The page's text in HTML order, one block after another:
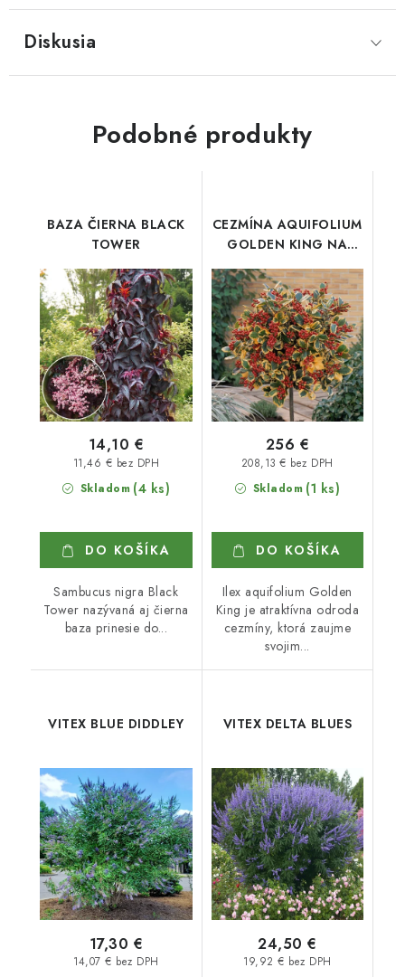
Diskusia
Podobné produkty
BAZA ČIERNA BLACK
TOWER
Skladom (4 ks)
11,46 € bez DPH
14,10 €
DO KOŠÍKA
Sambucus nigra Black
Tower nazývaná aj čierna
baza prinesie do...
CEZMÍNA AQUIFOLIUM
GOLDEN KING NA
KMIENKU
Skladom (1 ks)
208,13 € bez DPH
256 €
DO KOŠÍKA
Ilex aquifolium Golden
King je atraktívna odroda
cezmíny, ktorá zaujme
svojim...
VITEX BLUE DIDDLEY
14,07 € bez DPH
17,30 €
VITEX DELTA BLUES
19,92 € bez DPH
24,50 €